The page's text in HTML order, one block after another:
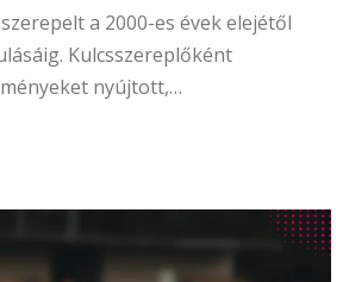
a 2000-es évek elejétől
Kulcsszereplőként
nyújtott,…